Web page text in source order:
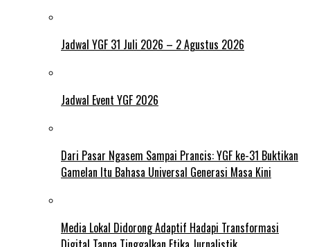
Jadwal YGF 31 Juli 2026 – 2 Agustus 2026
Jadwal Event YGF 2026
Dari Pasar Ngasem Sampai Prancis: YGF ke-31 Buktikan
Gamelan Itu Bahasa Universal Generasi Masa Kini
Media Lokal Didorong Adaptif Hadapi Transformasi